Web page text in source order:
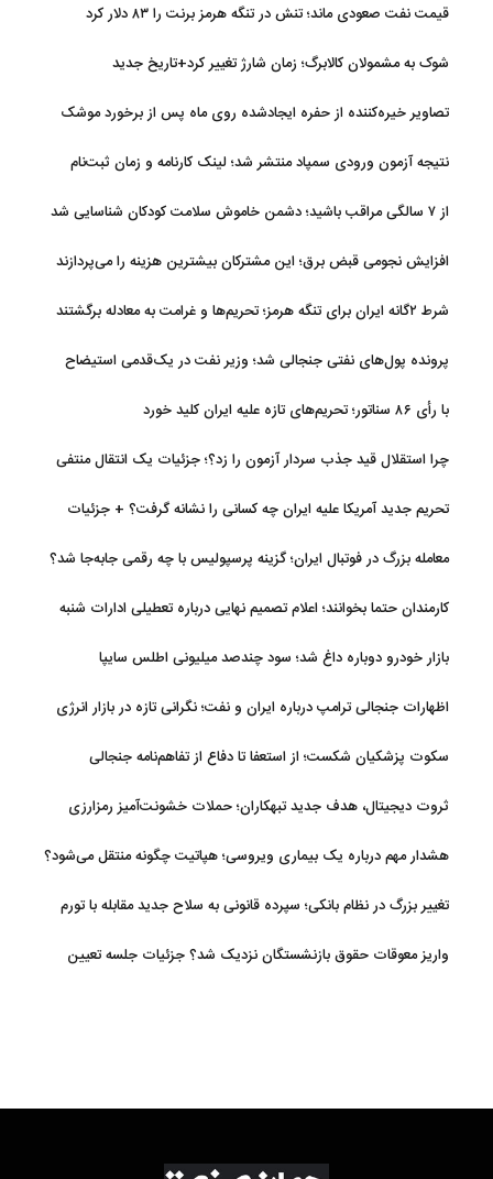
قیمت نفت صعودی ماند؛ تنش در تنگه هرمز برنت را ۸۳ دلار کرد
شوک به مشمولان کالابرگ؛ زمان شارژ تغییر کرد+تاریخ جدید
تصاویر خیره‌کننده از حفره ایجادشده روی ماه پس از برخورد موشک
نتیجه آزمون ورودی سمپاد منتشر شد؛ لینک کارنامه و زمان ثبت‌نام
از ۷ سالگی مراقب باشید؛ دشمن خاموش سلامت کودکان شناسایی شد
افزایش نجومی قبض برق؛ این مشترکان بیشترین هزینه را می‌پردازند
شرط ۲گانه ایران برای تنگه هرمز؛ تحریم‌ها و غرامت به معادله برگشتند
پرونده پول‌های نفتی جنجالی شد؛ وزیر نفت در یک‌قدمی استیضاح
با رأی ۸۶ سناتور؛ تحریم‌های تازه علیه ایران کلید خورد
چرا استقلال قید جذب سردار آزمون را زد؟؛ جزئیات یک انتقال منتفی
تحریم جدید آمریکا علیه ایران چه کسانی را نشانه گرفت؟ + جزئیات
معامله بزرگ در فوتبال ایران؛ گزینه پرسپولیس با چه رقمی جابه‌جا شد؟
کارمندان حتما بخوانند؛ اعلام تصمیم نهایی درباره تعطیلی ادارات شنبه
بازار خودرو دوباره داغ شد؛ سود چندصد میلیونی اطلس سایپا
اظهارات جنجالی ترامپ درباره ایران و نفت؛ نگرانی تازه در بازار انرژی
سکوت پزشکیان شکست؛ از استعفا تا دفاع از تفاهم‌نامه جنجالی
ثروت دیجیتال، هدف جدید تبهکاران؛ حملات خشونت‌آمیز رمزارزی
هشدار مهم درباره یک بیماری ویروسی؛ هپاتیت چگونه منتقل می‌شود؟
تغییر بزرگ در نظام بانکی؛ سپرده قانونی به سلاح جدید مقابله با تورم
واریز معوقات حقوق بازنشستگان نزدیک شد؟ جزئیات جلسه تعیین